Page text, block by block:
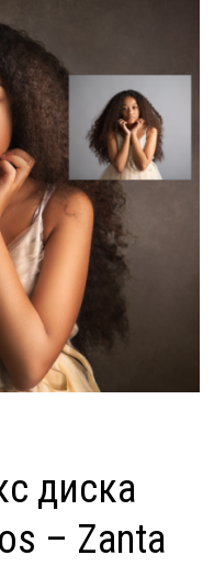
диска
– Zanta